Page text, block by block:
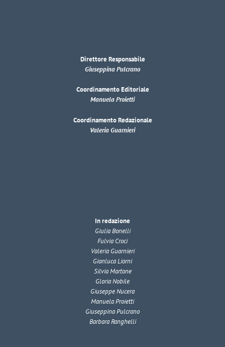
Direttore Responsabile
Giuseppina Pulcrano
Coordinamento Editoriale
Manuela Proietti
Coordinamento Redazionale
Valeria Guarnieri
In redazione
Giulia Bonelli
Fulvia Croci
Valeria Guarnieri
Gianluca Liorni
Silvia Martone
Gloria Nobile
Giuseppe Nucera
Manuela Proietti
Giuseppina Pulcrano
Barbara Ranghelli